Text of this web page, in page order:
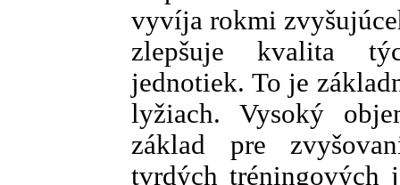
vyvíja rokmi
zlepšuje kvalita
jednotiek. To je
lyžiach. Vysoký
základ pre
tvrdých tréningových